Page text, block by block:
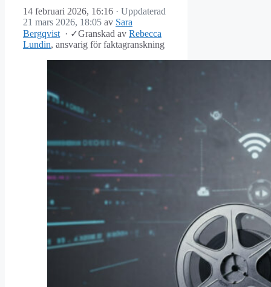
14 februari 2026, 16:16 · Uppdaterad
21 mars 2026, 18:05 av Sara
Bergqvist · ✓Granskad av Rebecca
Lundin, ansvarig för faktagranskning